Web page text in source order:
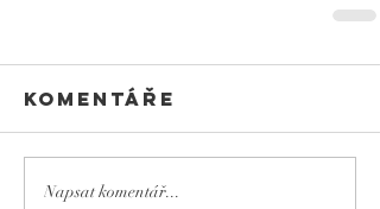
Komentáře
Napsat komentář...